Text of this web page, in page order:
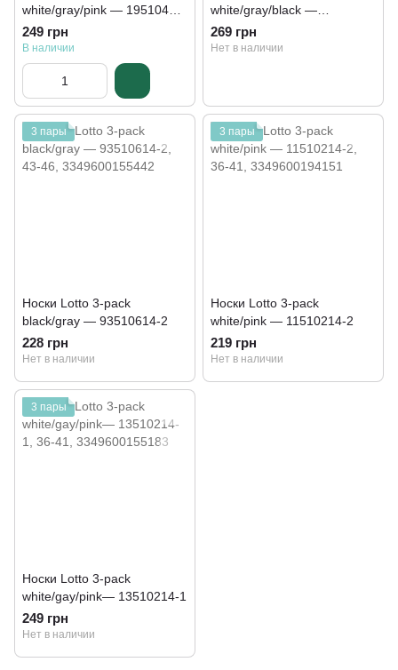
white/gray/pink — 19510414-
1
249 грн
В наличии
white/gray/black —
93512114-1
269 грн
Нет в наличии
3 пары
Носки Lotto 3-pack
black/gray — 93510614-2
228 грн
Нет в наличии
3 пары
Носки Lotto 3-pack
white/pink — 11510214-2
219 грн
Нет в наличии
3 пары
Носки Lotto 3-pack
white/gay/pink— 13510214-1
249 грн
Нет в наличии